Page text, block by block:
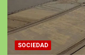
SOCIEDAD